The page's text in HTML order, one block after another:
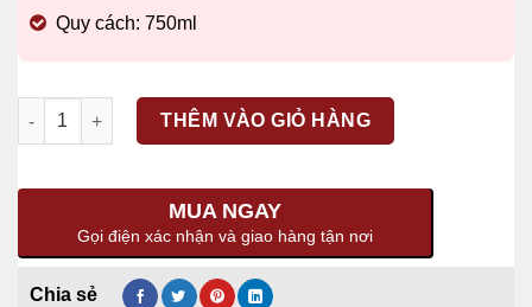
Quy cách: 750ml
Số lượng
THÊM VÀO GIỎ HÀNG
MUA NGAY
Gọi điện xác nhận và giao hàng tận nơi